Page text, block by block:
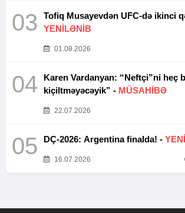
03
YENİLƏNİB
01.08.2026
04
Karen Vardanyan: “Neftçi”ni heç
kiçiltməyəcəyik” - MÜSAHİBƏ
22.07.2026
05 DÇ-2026: Argentina finalda! -
16.07.2026